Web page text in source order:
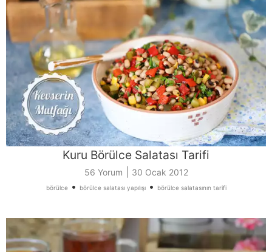
Kuru Börülce Salatası Tarifi
56 Yorum 30 Ocak 2012
börülce• börülce salatası yapılışı• börülce salatasının tarifi